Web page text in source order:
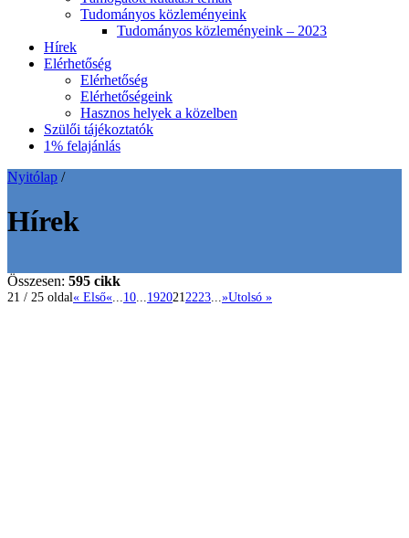
Tudományos közleményeink
Tudományos közleményeink – 2023
Hírek
Elérhetőség
Elérhetőség
Elérhetőségeink
Hasznos helyek a közelben
Szülői tájékoztatók
1% felajánlás
Nyitólap /
Hírek
Összesen: 595 cikk
21 / 25 oldal« Első« 10 1920212223 »Utolsó »